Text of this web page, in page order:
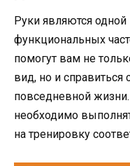
Руки являются
функциональных
помогут вам не
вид, но и
повседневной
необходимо
на тренировку